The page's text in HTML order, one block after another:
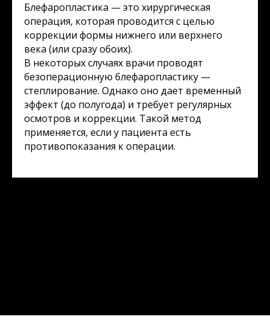
Блефаропластика — это хирургическая
операция, которая проводится с целью
коррекции формы нижнего или верхнего
века (или сразу обоих).
В некоторых случаях врачи проводят
безоперационную блефаропластику —
степлирование. Однако оно дает временный
эффект (до полугода) и требует регулярных
осмотров и коррекции. Такой метод
применяется, если у пациента есть
противопоказания к операции.